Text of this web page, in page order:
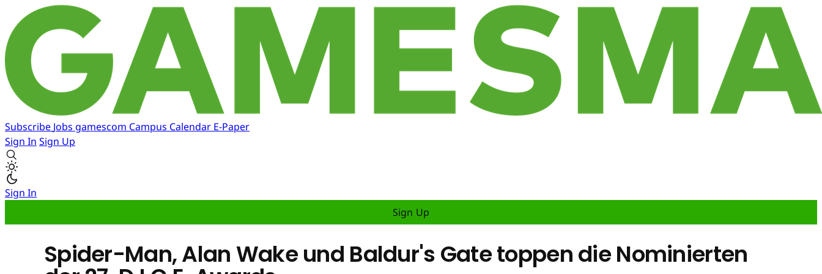
Subscribe Jobs gamescom Campus Calendar E-Paper
Sign In Sign Up
Sign In
Sign Up
Spider-Man, Alan Wake und Baldur's Gate toppen die Nominierten